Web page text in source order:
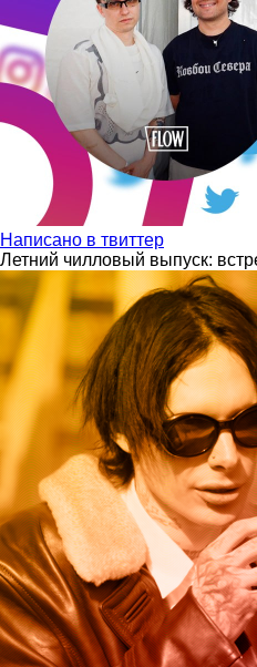
Написано в твиттер
Летний чилловый выпуск: